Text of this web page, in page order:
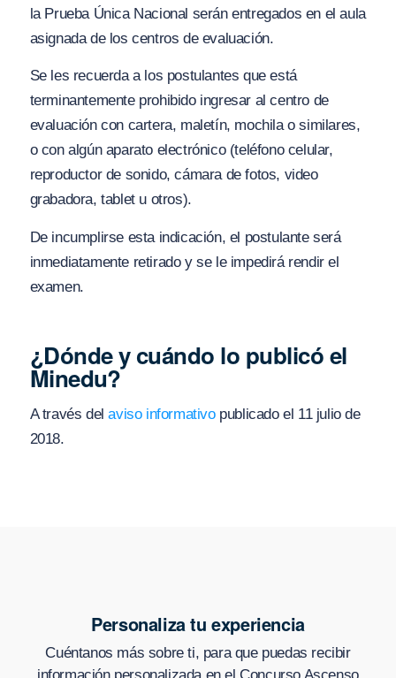
la Prueba Única Nacional serán entregados en el aula
asignada de los centros de evaluación.
Se les recuerda a los postulantes que está
terminantemente prohibido ingresar al centro de
evaluación con cartera, maletín, mochila o similares,
o con algún aparato electrónico (teléfono celular,
reproductor de sonido, cámara de fotos, video
grabadora, tablet u otros).
De incumplirse esta indicación, el postulante será
inmediatamente retirado y se le impedirá rendir el
examen.
¿Dónde y cuándo lo publicó el
Minedu?
A través delaviso informativopublicado el 11 julio de
2018.
Personaliza tu experiencia
Cuéntanos más sobre ti, para que puedas recibir
información personalizada enel Concurso Ascenso